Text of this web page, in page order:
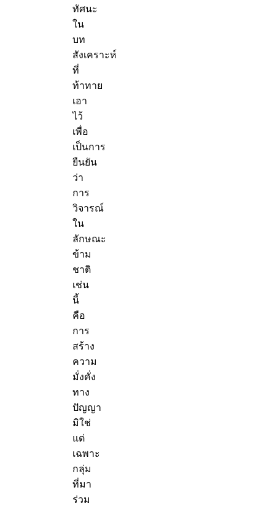
ทัศนะ
ใน
บท
สังเคราะห์
ที่
ท้าทาย
เอา
ไว้
เพื่อ
เป็นการ
ยืนยัน
ว่า
การ
วิจารณ์
ใน
ลักษณะ
ข้าม
ชาติ
เช่น
นี้
คือ
การ
สร้าง
ความ
มั่งคั่ง
ทาง
ปัญญา
มิใช่
แต่
เฉพาะ
กลุ่ม
ที่มา
ร่วม